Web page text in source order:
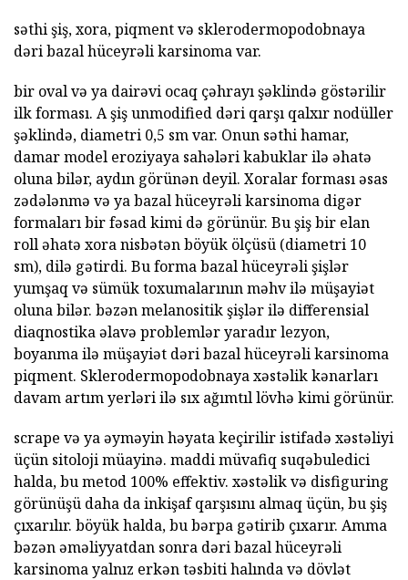
səthi şiş, xora, piqment və sklerodermopodobnaya
dəri bazal hüceyrəli karsinoma var.
bir oval və ya dairəvi ocaq çəhrayı şəklində göstərilir
ilk forması. A şiş unmodified dəri qarşı qalxır nodüller
şəklində, diametri 0,5 sm var. Onun səthi hamar,
damar model eroziyaya sahələri kabuklar ilə əhatə
oluna bilər, aydın görünən deyil. Xoralar forması əsas
zədələnmə və ya bazal hüceyrəli karsinoma digər
formaları bir fəsad kimi də görünür. Bu şiş bir elan
roll əhatə xora nisbətən böyük ölçüsü (diametri 10
sm), dilə gətirdi. Bu forma bazal hüceyrəli şişlər
yumşaq və sümük toxumalarının məhv ilə müşayiət
oluna bilər. bəzən melanositik şişlər ilə differensial
diaqnostika əlavə problemlər yaradır lezyon,
boyanma ilə müşayiət dəri bazal hüceyrəli karsinoma
piqment. Sklerodermopodobnaya xəstəlik kənarları
davam artım yerləri ilə sıx ağımtıl lövhə kimi görünür.
scrape və ya əyməyin həyata keçirilir istifadə xəstəliyi
üçün sitoloji müayinə. maddi müvafiq suqəbuledici
halda, bu metod 100% effektiv. xəstəlik və disfiguring
görünüşü daha da inkişaf qarşısını almaq üçün, bu şiş
çıxarılır. böyük halda, bu bərpa gətirib çıxarır. Amma
bəzən əməliyyatdan sonra dəri bazal hüceyrəli
karsinoma yalnız erkən təsbiti halında və dövlət